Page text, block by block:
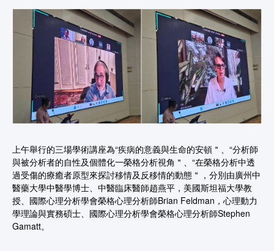
上午舉行的三場學術講座為“疾病的意義與生命的安頓＂、“分析師
與被分析者的自性及個體化一榮格分析視角＂、“在榮格分析中透
過受傷的療癒者原型來探討移情及反移情的動態＂，分別由廣州中
醫藥大學中醫學博士、中醫臨床醫師趙燕平，美國斯坦福大學教
授、國際心理分析學會榮格心理分析師Brian Feldman，心理動力
學理論與實務碩士、國際心理分析學會榮格心理分析師Stephen
Gamatt。